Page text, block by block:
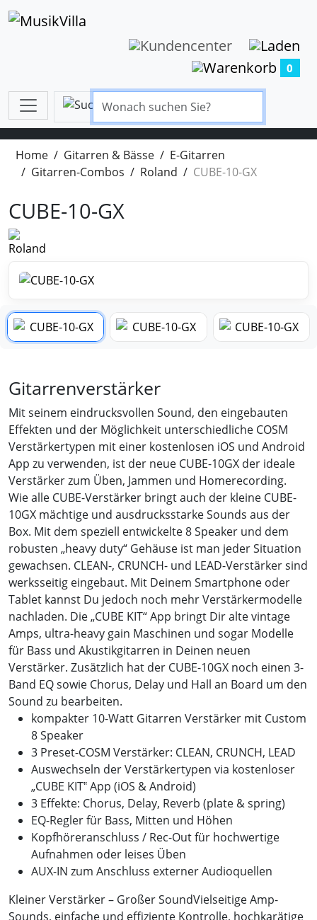
0
Home Gitarren & Bässe
E-Gitarren
Gitarren-Combos
Roland CUBE-10-GX
CUBE-10-GX
Gitarrenverstärker
Mit seinem eindrucksvollen Sound, den eingebauten
Effekten und der Möglichkeit unterschiedliche COSM
Verstärkertypen mit einer kostenlosen iOS und Android
App zu verwenden, ist der neue CUBE-10GX der ideale
Verstärker zum Üben, Jammen und Homerecording.
Wie alle CUBE-Verstärker bringt auch der kleine CUBE-
10GX mächtige und ausdrucksstarke Sounds aus der
Box. Mit dem speziell entwickelte 8 Speaker und dem
robusten „heavy duty“ Gehäuse ist man jeder Situation
gewachsen. CLEAN-, CRUNCH- und LEAD-Verstärker sind
werksseitig eingebaut. Mit Deinem Smartphone oder
Tablet kannst Du jedoch noch mehr Verstärkermodelle
nachladen. Die „CUBE KIT“ App bringt Dir alte vintage
Amps, ultra-heavy gain Maschinen und sogar Modelle
für Bass und Akustikgitarren in Deinen neuen
Verstärker. Zusätzlich hat der CUBE-10GX noch einen 3-
Band EQ sowie Chorus, Delay und Hall an Board um den
Sound zu bearbeiten.
kompakter 10-Watt Gitarren Verstärker mit Custom
8 Speaker
3 Preset-COSM Verstärker: CLEAN, CRUNCH, LEAD
Auswechseln der Verstärkertypen via kostenloser
„CUBE KIT‟ App (iOS & Android)
3 Effekte: Chorus, Delay, Reverb (plate & spring)
EQ-Regler für Bass, Mitten und Höhen
Kopfhöreranschluss / Rec-Out für hochwertige
Aufnahmen oder leises Üben
AUX-IN zum Anschluss externer Audioquellen
Kleiner Verstärker – Großer SoundVielseitige Amp-
Sounds, einfache und effiziente Kontrolle, hochkarätige